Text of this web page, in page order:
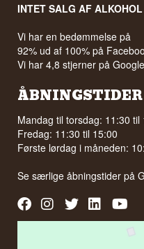
INTET SALG AF
Vi har en bedømmelse på
92% ud af 100% på
Vi har 4,8 stjerner på Google
ÅBNINGSTIDER
Mandag til torsdag: 11:30 til
Fredag: 11:30 til 15:00
Første lørdag i måneden:
Se særlige åbningstider på